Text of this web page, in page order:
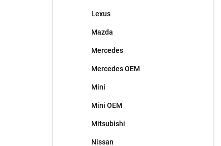
Lexus
Mazda
Mercedes
Mercedes OEM
Mini
Mini OEM
Mitsubishi
Nissan